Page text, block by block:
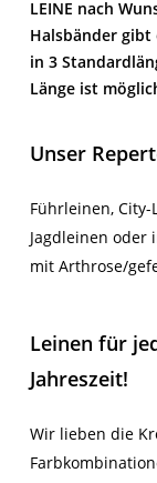
LEINE nach
Halsbänder gibt
in 3
Länge ist
Unser
Führleinen,
Jagdleinen oder
mit Arthrose/
Leinen für
Jahreszeit!
Wir lieben die